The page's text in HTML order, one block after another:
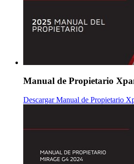
Manual de Propietario
Descargar Manual de Propietario